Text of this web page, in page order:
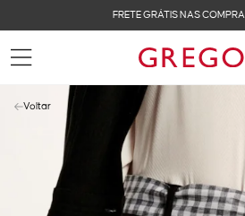
FRETE GRÁTIS NAS COMPRAS
Voltar